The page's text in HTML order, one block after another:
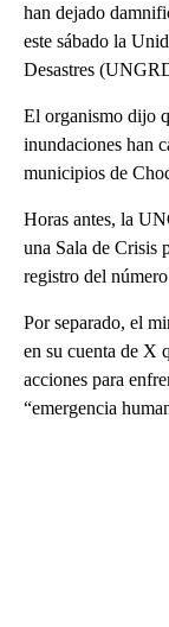
han dejado
este sábado la
Desastres
El organismo dijo
inundaciones han
municipios de
Horas antes, la
una Sala de Crisis
registro del
Por separado, el
en su cuenta de X
acciones para
“emergencia